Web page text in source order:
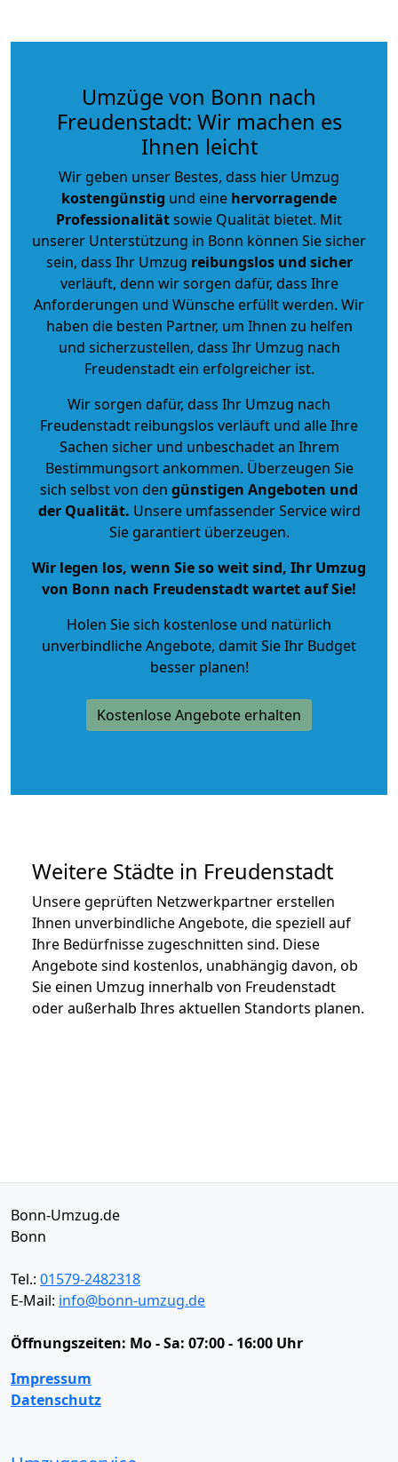
Umzüge von Bonn nach
Freudenstadt: Wir machen es
Ihnen leicht
Wir geben unser Bestes, dass hier Umzug
kostengünstig und eine hervorragende
Professionalitätsowie Qualität bietet. Mit
unserer Unterstützung in Bonn können Sie sicher
sein, dass Ihr Umzug reibungslos und sicher
verläuft, denn wir sorgen dafür, dass Ihre
Anforderungen und Wünsche erfüllt werden. Wir
haben die besten Partner, um Ihnen zu helfen
und sicherzustellen, dass Ihr Umzug nach
Freudenstadt ein erfolgreicher ist.
Wir sorgen dafür, dass Ihr Umzug nach
Freudenstadt reibungslos verläuft und alle Ihre
Sachen sicher und unbeschadet an Ihrem
Bestimmungsort ankommen. Überzeugen Sie
sich selbst von den günstigen Angeboten und
der Qualität. Unsere umfassender Service wird
Sie garantiert überzeugen.
Wir legen los, wenn Sie so weit sind, Ihr Umzug
von Bonn nach Freudenstadt wartet auf Sie!
Holen Sie sich kostenlose und natürlich
unverbindliche Angebote, damit Sie Ihr Budget
besser planen!
Kostenlose Angebote erhalten
Weitere Städte in Freudenstadt
Unsere geprüften Netzwerkpartner erstellen
Ihnen unverbindliche Angebote, die speziell auf
Ihre Bedürfnisse zugeschnitten sind. Diese
Angebote sind kostenlos, unabhängig davon, ob
Sie einen Umzug innerhalb von Freudenstadt
oder außerhalb Ihres aktuellen Standorts planen.
Bonn-Umzug.de
Bonn
Tel.: 01579-2482318
E-Mail: info@bonn-umzug.de
Öffnungszeiten: Mo - Sa: 07:00 - 16:00 Uhr
Impressum
Datenschutz